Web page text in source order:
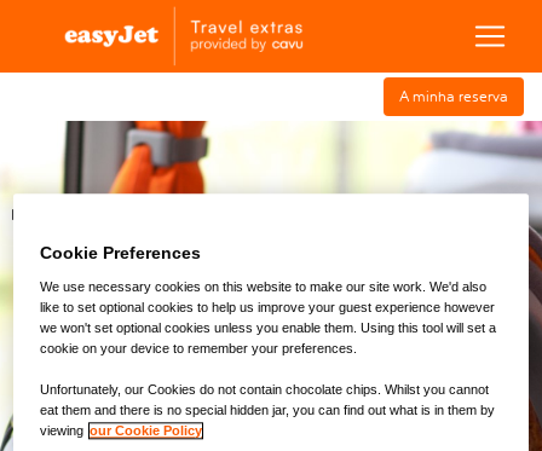
A minha reserva
Estacionamento
Ponto de Coleta
Aeroporto Hotel
Tipo de Viagem
Só de ida
Cookie Preferences
We use necessary cookies on this website to make our site work. We'd also
like to set optional cookies to help us improve your guest experience however
we won't set optional cookies unless you enable them. Using this tool will set a
cookie on your device to remember your preferences.
Unfortunately, our Cookies do not contain chocolate chips. Whilst you cannot
eat them and there is no special hidden jar, you can find out what is in them by
viewing our Cookie Policy